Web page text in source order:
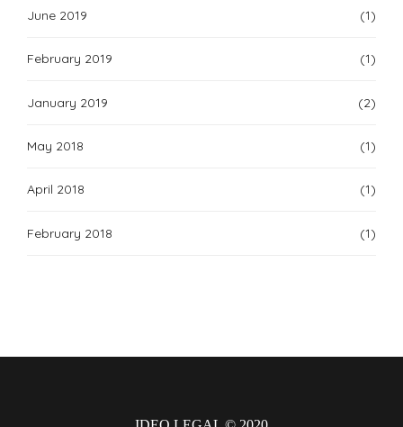
June 2019 (1)
February 2019 (1)
January 2019 (2)
May 2018 (1)
April 2018 (1)
February 2018 (1)